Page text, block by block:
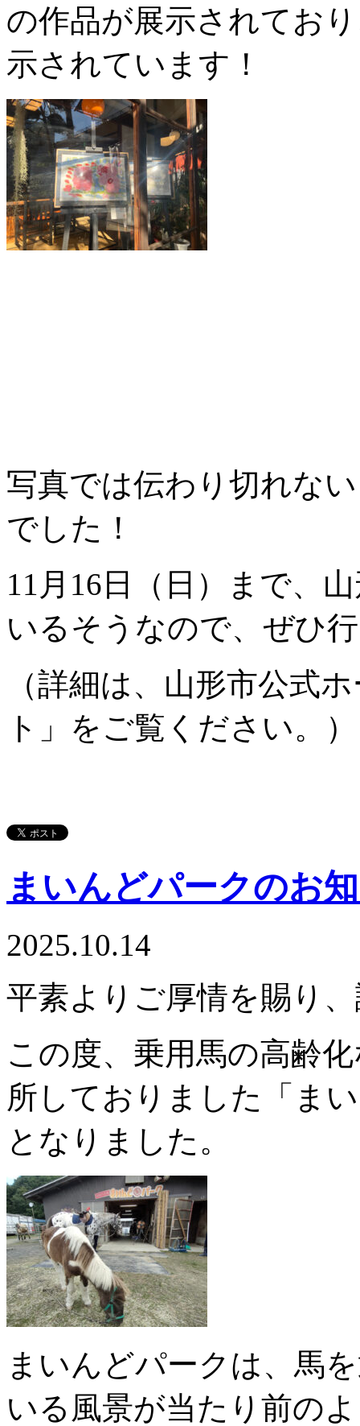
の作品が展示されてお
示されています！
写真では伝わり切れな
でした！
11月16日（日）まで、
いるそうなので、ぜひ
（詳細は、山形市公式
ト」をご覧ください。）
まいんどパークのお
2025.10.14
平素よりご厚情を賜り
この度、乗用馬の高齢
所しておりました「ま
となりました。
まいんどパークは、馬
いる風景が当たり前の